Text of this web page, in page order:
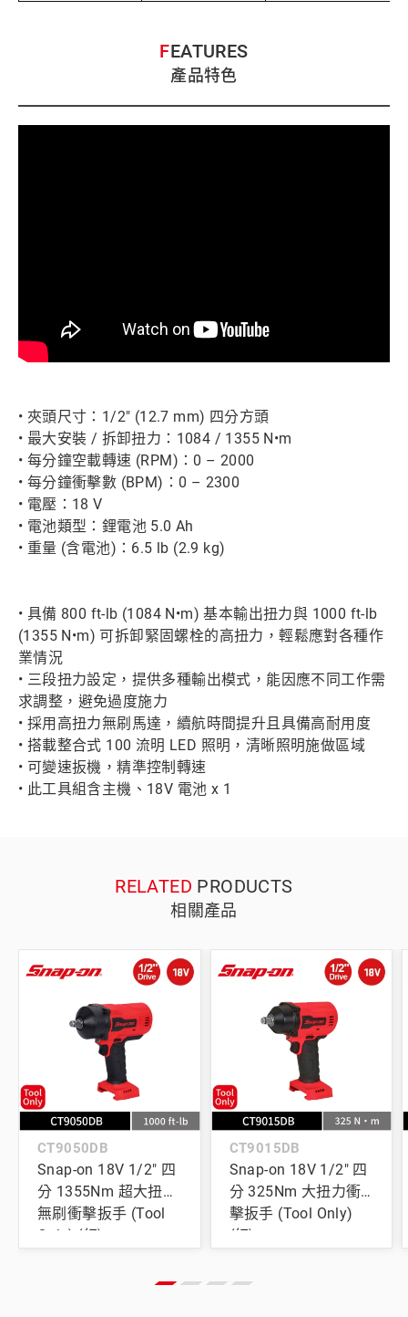
FEATURES
產品特色
• 夾頭尺寸：1/2" (12.7 mm) 四分方頭
• 最大安裝 / 拆卸扭力：1084 / 1355 N•m
• 每分鐘空載轉速 (RPM)：0 – 2000
• 每分鐘衝擊數 (BPM)：0 – 2300
• 電壓：18 V
• 電池類型：鋰電池 5.0 Ah
• 重量 (含電池)：6.5 lb (2.9 kg)
• 具備 800 ft-lb (1084 N•m) 基本輸出扭力與 1000 ft-lb
(1355 N•m) 可拆卸緊固螺栓的高扭力，輕鬆應對各種作
業情況
• 三段扭力設定，提供多種輸出模式，能因應不同工作需
求調整，避免過度施力
• 採用高扭力無刷馬達，續航時間提升且具備高耐用度
• 搭載整合式 100 流明 LED 照明，清晰照明施做區域
• 可變速扳機，精準控制轉速
• 此工具組含主機、18V 電池 x 1
RELATED PRODUCTS
相關產品
CT9050DB
Snap-on 18V 1/2" 四
分 1355Nm 超大扭力
無刷衝擊扳手 (Tool
Only) (紅)
CT9015DB
Snap-on 18V 1/2" 四
分 325Nm 大扭力衝
擊扳手 (Tool Only)
(紅)